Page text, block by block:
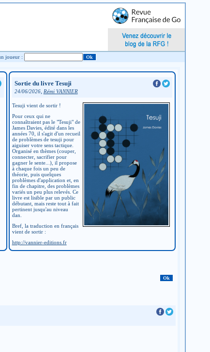
Chercher un joueur :
Sortie du livre Tesuji
24/06/2026, Rémi VANNIER
Tesuji vient de sortir !
Pour ceux qui ne
connaîtraient pas le "Tesuji" de
James Davies, édité dans les
années 70, il s'agit d'un recueil
de problèmes de tesuji pour
aiguiser votre sens tactique.
Organisé en thèmes (couper,
connecter, sacrifier pour
gagner le sente...), il propose
à chaque fois un peu de
théorie, puis quelques
problèmes d'application et, en
fin de chapitre, des problèmes
variés un peu plus relevés. Ce
livre est lisible par un public
débutant, mais reste tout à fait
pertinent jusqu'au niveau
dan.
Bref, la traduction en français
vient de sortir :
http://vannier-editions.fr